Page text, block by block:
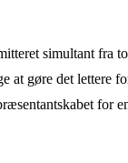
simultant fra
at gøre det lettere
for